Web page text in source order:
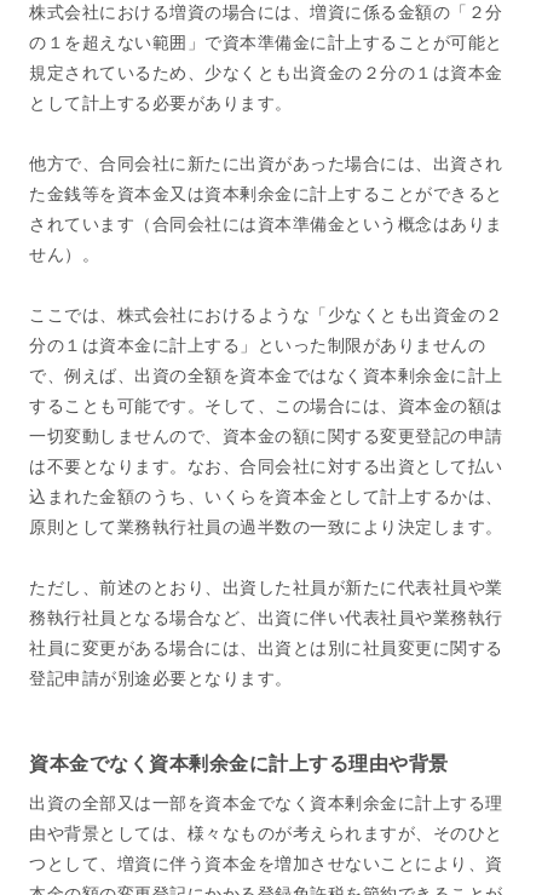
株式会社における増資の場合には、増資に係る金額の「２分
の１を超えない範囲」で資本準備金に計上することが可能と
規定されているため、少なくとも出資金の２分の１は資本金
として計上する必要があります。
他方で、合同会社に新たに出資があった場合には、出資され
た金銭等を資本金又は資本剰余金に計上することができると
されています（合同会社には資本準備金という概念はありま
せん）。
ここでは、株式会社におけるような「少なくとも出資金の２
分の１は資本金に計上する」といった制限がありませんの
で、例えば、出資の全額を資本金ではなく資本剰余金に計上
することも可能です。そして、この場合には、資本金の額は
一切変動しませんので、資本金の額に関する変更登記の申請
は不要となります。なお、合同会社に対する出資として払い
込まれた金額のうち、いくらを資本金として計上するかは、
原則として業務執行社員の過半数の一致により決定します。
ただし、前述のとおり、出資した社員が新たに代表社員や業
務執行社員となる場合など、出資に伴い代表社員や業務執行
社員に変更がある場合には、出資とは別に社員変更に関する
登記申請が別途必要となります。
資本金でなく資本剰余金に計上する理由や背景
出資の全部又は一部を資本金でなく資本剰余金に計上する理
由や背景としては、様々なものが考えられますが、そのひと
つとして、増資に伴う資本金を増加させないことにより、資